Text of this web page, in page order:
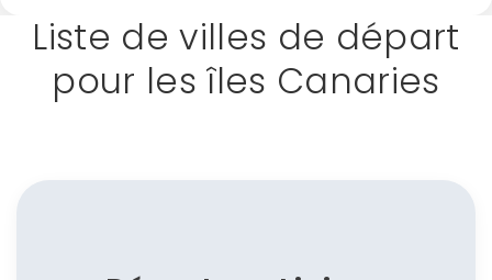
Liste de villes de départ
pour les îles Canaries